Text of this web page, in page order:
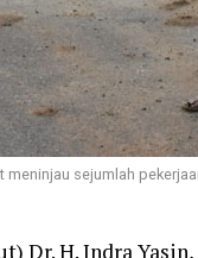
meninjau sejumlah
Dr. H. Indra